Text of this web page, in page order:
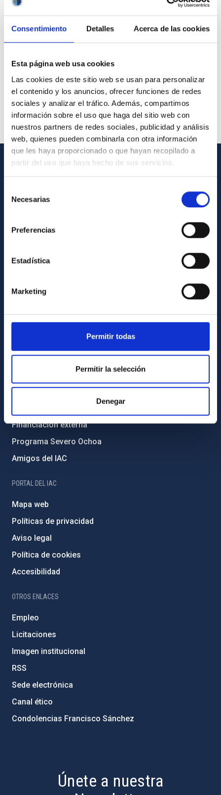
Consentimiento Detalles Acerca de las cookies
Esta página web usa cookies
Las cookies de este sitio web se usan para personalizar
el contenido y los anuncios, ofrecer funciones de redes
sociales y analizar el tráfico. Además, compartimos
información sobre el uso que haga del sitio web con
nuestros partners de redes sociales, publicidad y análisis
web, quienes pueden combinarla con otra información
que les haya proporcionado o que hayan recopilado a
partir del uso que haya hecho de sus servicios.
Necesarias
Preferencias
Estadística
Marketing
Permitir todas
Permitir la selección
Denegar
Directorio de personal
Registro general
Transparencia
Código ético y política antifraude
Igualdad y diversidad de género
Medio Ambiente y Sostenibilidad
Financiación externa
Programa Severo Ochoa
Amigos del IAC
PORTAL DEL IAC
Mapa web
Políticas de privacidad
Aviso legal
Política de cookies
Accesibilidad
OTROS ENLACES
Empleo
Licitaciones
Imagen institucional
RSS
Sede electrónica
Canal ético
Condolencias Francisco Sánchez
Únete a nuestra